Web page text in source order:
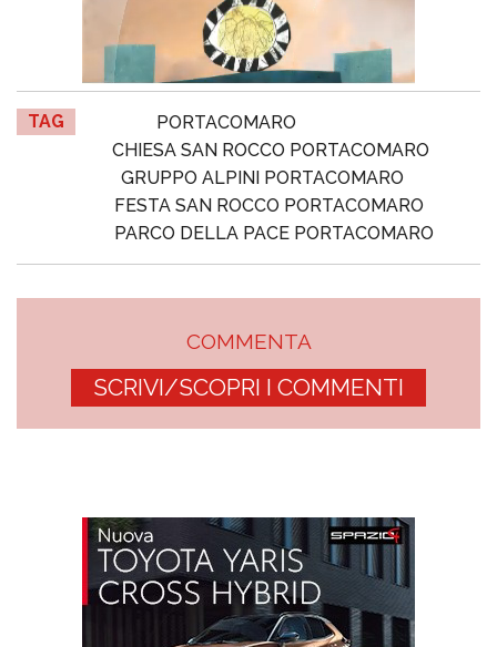
TAG
PORTACOMARO
CHIESA SAN ROCCO PORTACOMARO
GRUPPO ALPINI PORTACOMARO
FESTA SAN ROCCO PORTACOMARO
PARCO DELLA PACE PORTACOMARO
COMMENTA
SCRIVI/SCOPRI I COMMENTI